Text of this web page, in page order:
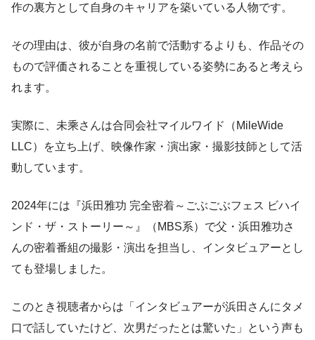
作の裏方として自身のキャリアを築いている人物です。
その理由は、彼が自身の名前で活動するよりも、作品その
もので評価されることを重視している姿勢にあると考えら
れます。
実際に、未乘さんは合同会社マイルワイド（MileWide
LLC）を立ち上げ、映像作家・演出家・撮影技師として活
動しています。
2024年には『浜田雅功 完全密着～ごぶごぶフェス ビハイ
ンド・ザ・ストーリー～』（MBS系）で父・浜田雅功さ
んの密着番組の撮影・演出を担当し、インタビュアーとし
ても登場しました。
このとき視聴者からは「インタビュアーが浜田さんにタメ
口で話していたけど、次男だったとは驚いた」という声も